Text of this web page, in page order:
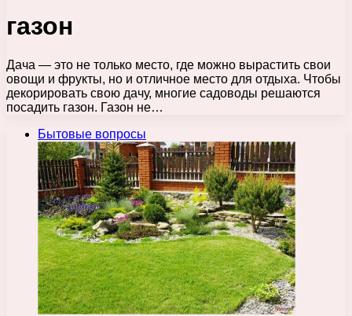
газон
Дача — это не только место, где можно вырастить свои
овощи и фрукты, но и отличное место для отдыха. Чтобы
декорировать свою дачу, многие садоводы решаются
посадить газон. Газон не…
Бытовые вопросы